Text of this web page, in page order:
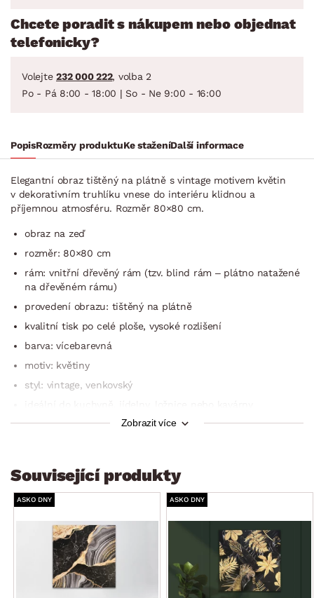
Chcete poradit s nákupem nebo objednat
telefonicky?
Volejte 232 000 222, volba 2
Po - Pá 8:00 - 18:00 | So - Ne 9:00 - 16:00
PopisRozměry produktuKe staženíDalší informace
Elegantní obraz tištěný na plátně s vintage motivem květin
v dekorativním truhlíku vnese do interiéru klidnou a
příjemnou atmosféru. Rozměr 80×80 cm.
obraz na zeď
rozměr: 80×80 cm
rám: vnitřní dřevěný rám (tzv. blind rám – plátno natažené
na dřevěném rámu)
provedení obrazu: tištěný na plátně
kvalitní tisk po celé ploše, vysoké rozlišení
barva: vícebarevná
motiv: květiny
styl: vintage, venkovský
způsob umístění: zadní zavěšení na zeď
Zobrazit více
Související produkty
ASKO DNY ASKO DNY